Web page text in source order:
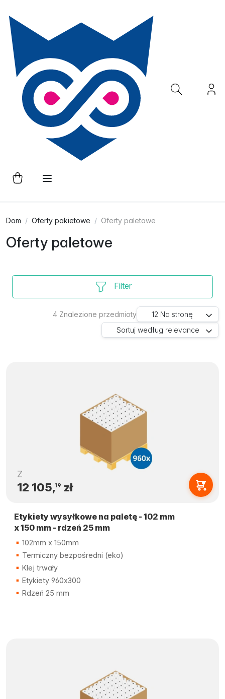
Dom Oferty pakietowe Oferty paletowe
Oferty paletowe
Filter
4 Znalezione przedmioty 12 Na stronę
Sortuj według relevance
Z
12 105,19 zł
Etykiety wysyłkowe na paletę - 102 mm
x 150 mm - rdzeń 25 mm
102mm x 150mm
Termiczny bezpośredni (eko)
Klej trwały
Etykiety 960x300
Rdzeń 25 mm